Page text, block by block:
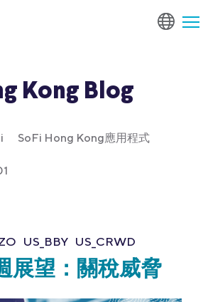
Kong Blog
SoFi Hong Kong應用程式
US_BBY US_CRWD
展望：關稅威脅